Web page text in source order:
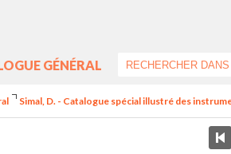
GÉNÉRAL
Simal, D. - Catalogue spécial illustré des